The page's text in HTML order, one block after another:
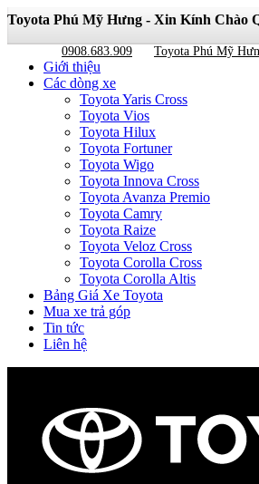
Toyota Phú Mỹ Hưng - Xin Kính Chào
0908.683.909 Toyota Phú Mỹ
Giới thiệu
Các dòng xe
Toyota Yaris Cross
Toyota Vios
Toyota Hilux
Toyota Fortuner
Toyota Wigo
Toyota Innova Cross
Toyota Avanza Premio
Toyota Camry
Toyota Raize
Toyota Veloz Cross
Toyota Corolla Cross
Toyota Corolla Altis
Bảng Giá Xe Toyota
Mua xe trả góp
Tin tức
Liên hệ